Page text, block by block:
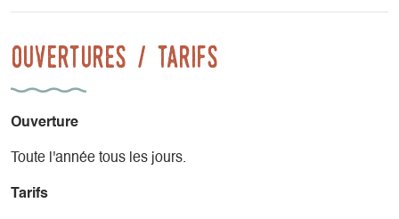
Ouvertures / tarifs
Ouverture
Toute l'année tous les jours.
Tarifs